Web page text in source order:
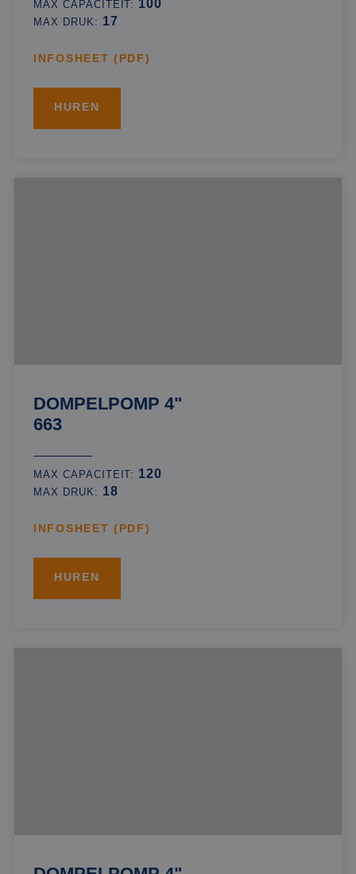
MAX CAPACITEIT: 100
MAX DRUK: 17
INFOSHEET (PDF)
HUREN
DOMPELPOMP 4"
663
MAX CAPACITEIT: 120
MAX DRUK: 18
INFOSHEET (PDF)
HUREN